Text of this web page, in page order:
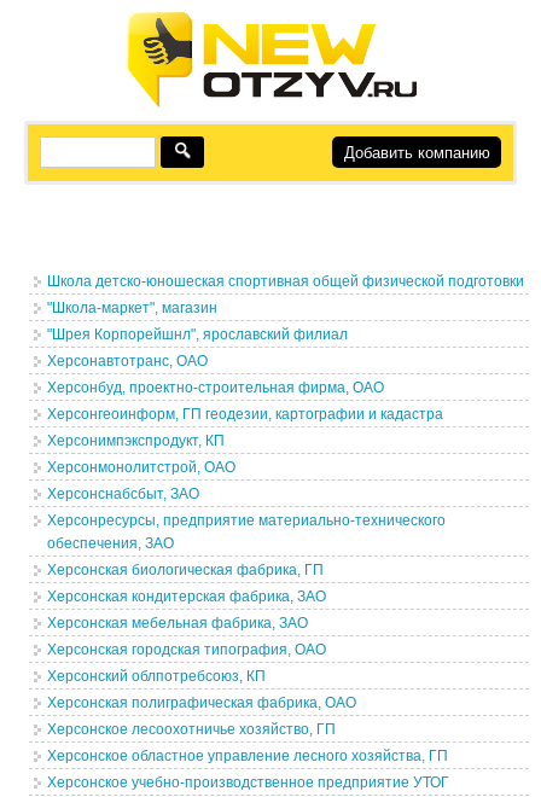
Добавить компанию
Школа детско-юношеская спортивная общей физической подготовки
"Школа-маркет", магазин
"Шрея Корпорейшнл", ярославский филиал
Херсонавтотранс, ОАО
Херсонбуд, проектно-строительная фирма, ОАО
Херсонгеоинформ, ГП геодезии, картографии и кадастра
Херсонимпэкспродукт, КП
Херсонмонолитстрой, ОАО
Херсонснабсбыт, ЗАО
Херсонресурсы, предприятие материально-технического
обеспечения, ЗАО
Херсонская биологическая фабрика, ГП
Херсонская кондитерская фабрика, ЗАО
Херсонская мебельная фабрика, ЗАО
Херсонская городская типография, ОАО
Херсонский облпотребсоюз, КП
Херсонская полиграфическая фабрика, ОАО
Херсонское лесоохотничье хозяйство, ГП
Херсонское областное управление лесного хозяйства, ГП
Херсонское учебно-производственное предприятие УТОГ